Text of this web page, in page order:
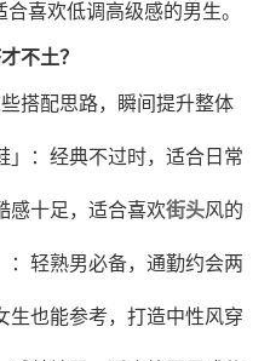
喜欢低调高级感的男生。
不土？
搭配思路，瞬间提升整体
」：经典不过时，适合日常
感十足，适合喜欢街头风的
：轻熟男必备，通勤约会两
生也能参考，打造中性风穿